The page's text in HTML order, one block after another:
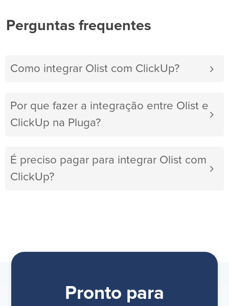
Perguntas frequentes
Como integrar Olist com ClickUp?
Por que fazer a integração entre Olist e
ClickUp na Pluga?
É preciso pagar para integrar Olist com
ClickUp?
Pronto para